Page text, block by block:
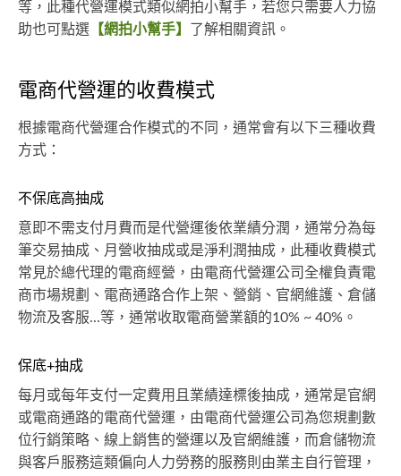
等，此種代營運模式類似網拍小幫手，若您只需要人力協
助也可點選 【網拍小幫手】 了解相關資訊。
電商代營運的收費模式
根據電商代營運合作模式的不同，通常會有以下三種收費
方式：
不保底高抽成
意即不需支付月費而是代營運後依業績分潤，通常分為每
筆交易抽成、月營收抽成或是淨利潤抽成，此種收費模式
常見於總代理的電商經營，由電商代營運公司全權負責電
商市場規劃、電商通路合作上架、營銷、官網維護、倉儲
物流及客服...等，通常收取電商營業額的10% ~ 40%。
保底+抽成
每月或每年支付一定費用且業績達標後抽成，通常是官網
或電商通路的電商代營運，由電商代營運公司為您規劃數
位行銷策略、線上銷售的營運以及官網維護，而倉儲物流
與客戶服務這類偏向人力勞務的服務則由業主自行管理，